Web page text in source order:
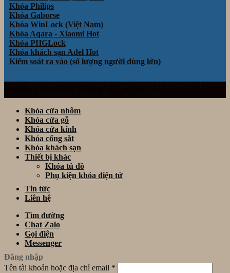
Khóa Philips
Khóa Gaborse
Khóa WinLock (Việt Nam)
Khóa Aqara - Xiaomi
Khóa PHGLock
Khóa khách sạn Adel
Kiểm soát ra vào (số lượng người dùng lớn)
Khóa cửa nhôm
Khóa cửa gỗ
Khóa cửa kính
Khóa cổng sắt
Khóa khách sạn
Thiết bị khác
Khóa tủ đồ
Phụ kiện khóa điện tử
Tin tức
Liên hệ
Tìm đường
Chat Zalo
Gọi điện
Messenger
Đăng nhập
Tên tài khoản hoặc địa chỉ email *